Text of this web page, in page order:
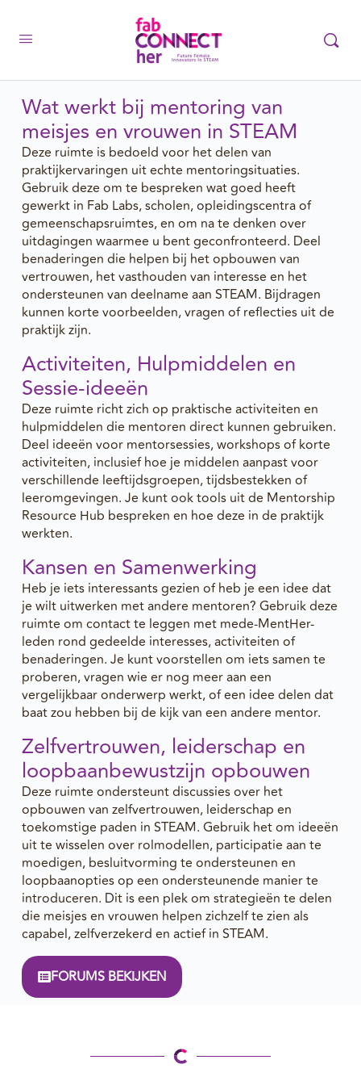
Wat werkt bij mentoring van
meisjes en vrouwen in STEAM
Deze ruimte is bedoeld voor het delen van
praktijkervaringen uit echte mentoringsituaties.
Gebruik deze om te bespreken wat goed heeft
gewerkt in Fab Labs, scholen, opleidingscentra of
gemeenschapsruimtes, en om na te denken over
uitdagingen waarmee u bent geconfronteerd. Deel
benaderingen die helpen bij het opbouwen van
vertrouwen, het vasthouden van interesse en het
ondersteunen van deelname aan STEAM. Bijdragen
kunnen korte voorbeelden, vragen of reflecties uit de
praktijk zijn.
Activiteiten, Hulpmiddelen en
Sessie-ideeën
Deze ruimte richt zich op praktische activiteiten en
hulpmiddelen die mentoren direct kunnen gebruiken.
Deel ideeën voor mentorsessies, workshops of korte
activiteiten, inclusief hoe je middelen aanpast voor
verschillende leeftijdsgroepen, tijdsbestekken of
leeromgevingen. Je kunt ook tools uit de Mentorship
Resource Hub bespreken en hoe deze in de praktijk
werkten.
Kansen en Samenwerking
Heb je iets interessants gezien of heb je een idee dat
je wilt uitwerken met andere mentoren? Gebruik deze
ruimte om contact te leggen met mede-MentHer-
leden rond gedeelde interesses, activiteiten of
benaderingen. Je kunt voorstellen om iets samen te
proberen, vragen wie er nog meer aan een
vergelijkbaar onderwerp werkt, of een idee delen dat
baat zou hebben bij de kijk van een andere mentor.
Zelfvertrouwen, leiderschap en
loopbaanbewustzijn opbouwen
Deze ruimte ondersteunt discussies over het
opbouwen van zelfvertrouwen, leiderschap en
toekomstige paden in STEAM. Gebruik het om ideeën
uit te wisselen over rolmodellen, participatie aan te
moedigen, besluitvorming te ondersteunen en
loopbaanopties op een ondersteunende manier te
introduceren. Dit is een plek om strategieën te delen
die meisjes en vrouwen helpen zichzelf te zien als
capabel, zelfverzekerd en actief in STEAM.
FORUMS BEKIJKEN